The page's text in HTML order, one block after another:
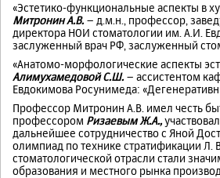
«Эстетико-функциональные аспекты в
Митронин А.В. – д.м.н., профессор,
директора НОИ стоматологии им. А.И.
заслуженный врач РФ, заслуженный
«Анатомо-морфологические аспекты
Алимухамедовой С.Ш.– ассистентом
Евдокимова Росунимеда:
Профессор Митронин А.В. имел честь
профессором Ризаевым Ж.А.,
дальнейшее сотрудничество с Яной
олимпиад по технике стратификации Л.
стоматологической отрасли стали
образования и местного рынка